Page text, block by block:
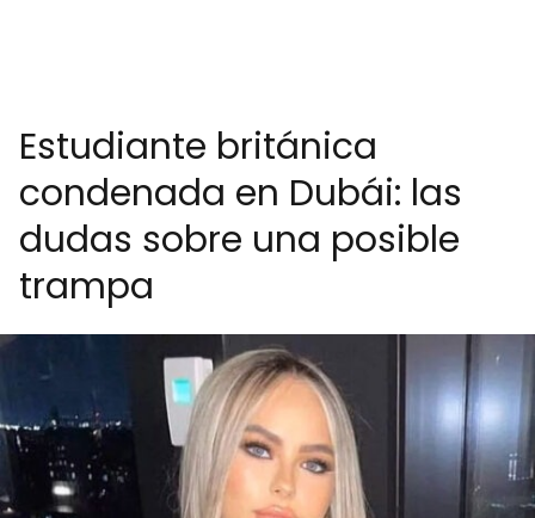
Estudiante británica
condenada en Dubái: las
dudas sobre una posible
trampa